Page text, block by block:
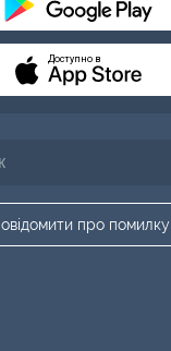
про помилку
Доступно в